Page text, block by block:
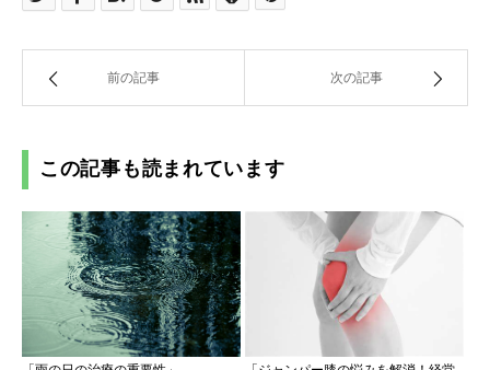
前の記事 次の記事
この記事も読まれています